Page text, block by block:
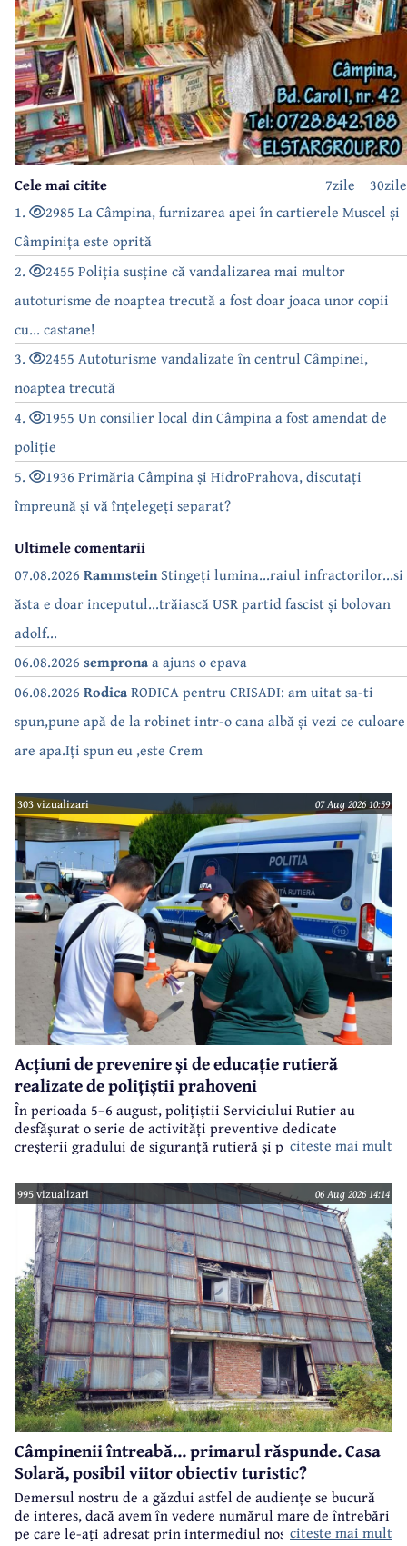
30zile
7zile
Cele mai citite
1.
2985 La Câmpina, furnizarea apei în cartierele Muscel și
Câmpinița este oprită
2.
2455 Poliția susține că vandalizarea mai multor
autoturisme de noaptea trecută a fost doar joaca unor copii
cu... castane!
3.
2455 Autoturisme vandalizate în centrul Câmpinei,
noaptea trecută
4.
1955 Un consilier local din Câmpina a fost amendat de
poliție
5.
1936 Primăria Câmpina și HidroPrahova, discutați
împreună și vă înțelegeți separat?
Ultimele comentarii
07.08.2026 RammsteinStingeți lumina...raiul infractorilor...si
ăsta e doar inceputul...trăiască USR partid fascist și bolovan
adolf...
06.08.2026 sempronaa ajuns o epava
06.08.2026 RodicaRODICA pentru CRISADI: am uitat sa-ti
spun,pune apă de la robinet intr-o cana albă și vezi ce culoare
are apa.Iți spun eu ,este Crem
303 vizualizari 07 Aug 2026 10:59
Acțiuni de prevenire și de educație rutieră
realizate de polițiștii prahoveni
În perioada 5–6 august, polițiștii Serviciului Rutier au
desfășurat o serie de activități preventive dedicate
creșterii gradului de siguranță rutieră și promovării unui
estival.
citeste mai mult
995 vizualizari 06 Aug 2026 14:14
Câmpinenii întreabă... primarul răspunde. Casa
Solară, posibil viitor obiectiv turistic?
Demersul nostru de a găzdui astfel de audiențe se bucură
de interes, dacă avem în vedere numărul mare de întrebări
pe care le-ați adresat prin intermediul nostru primarului
citeste mai mult